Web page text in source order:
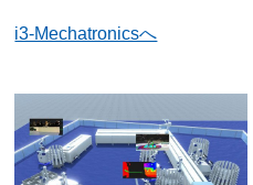
i3-Mechatronicsへ